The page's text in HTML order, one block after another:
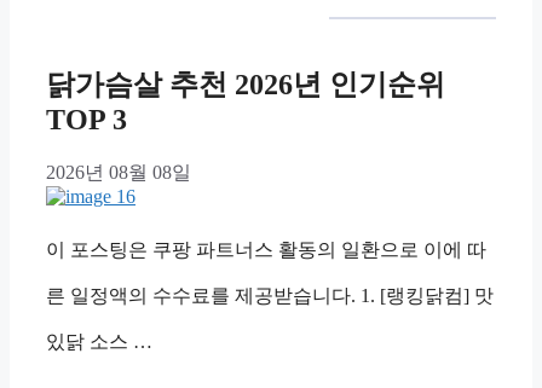
닭가슴살 추천 2026년 인기순위
TOP 3
2026년 08월 08일
이 포스팅은 쿠팡 파트너스 활동의 일환으로 이에 따
른 일정액의 수수료를 제공받습니다. 1. [랭킹닭컴] 맛
있닭 소스 …